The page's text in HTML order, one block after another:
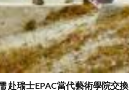
赴瑞士EPAC當代藝術學院交換